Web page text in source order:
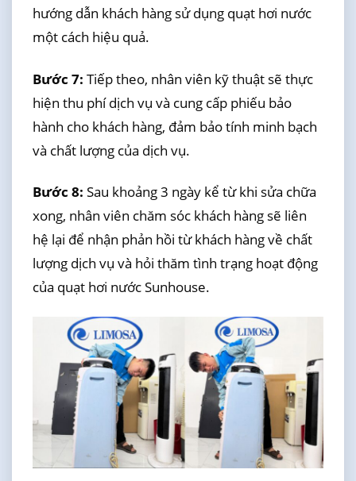
hướng dẫn khách hàng sử dụng quạt hơi nước
một cách hiệu quả.
Bước 7: Tiếp theo, nhân viên kỹ thuật sẽ thực
hiện thu phí dịch vụ và cung cấp phiếu bảo
hành cho khách hàng, đảm bảo tính minh bạch
và chất lượng của dịch vụ.
Bước 8: Sau khoảng 3 ngày kể từ khi sửa chữa
xong, nhân viên chăm sóc khách hàng sẽ liên
hệ lại để nhận phản hồi từ khách hàng về chất
lượng dịch vụ và hỏi thăm tình trạng hoạt động
của quạt hơi nước Sunhouse.